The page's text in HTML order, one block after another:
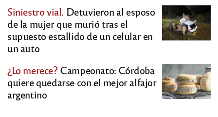
Siniestro vial. Detuvieron al esposo
de la mujer que murió tras el
supuesto estallido de un celular en
un auto
¿Lo merece?Campeonato: Córdoba
quiere quedarse con el mejor alfajor
argentino